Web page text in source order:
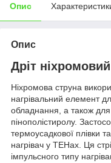
Опис
Опис
Дріт
Ніхромова струна
нагрівальний елемент
обладнання, а також для
пінополістиролу.
термоусадкової плівки
нагрівач у ТЕНах. Ця
імпульсного типу